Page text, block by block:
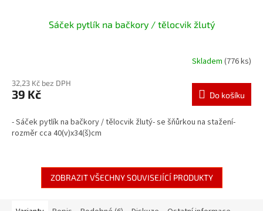
Sáček pytlík na bačkory / tělocvik žlutý
Skladem (776 ks)
32,23 Kč bez DPH
39 Kč Do košíku
- Sáček pytlík na bačkory / tělocvik žlutý- se šňůrkou na stažení-
rozměr cca 40(v)x34(š)cm
ZOBRAZIT VŠECHNY SOUVISEJÍCÍ PRODUKTY